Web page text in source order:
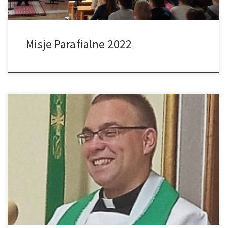
Misje Parafialne 2022
Po roku pobytu w naszej parafii ks. Paweł Stec opuszcza naszą
wspólnotę i powraca na misje do Peru. Decyzją ks. bp Andrzeja
Jeża do pracy duszpasterskiej w Łękawicy i Trzemeśnie
skierowany został ks. Hubert Komoniewski. 4 września br. miało
miejsce uroczyste pożegnanie ks. Pawła, któremu życzymy
zdrowia, szczęścia i siły […]